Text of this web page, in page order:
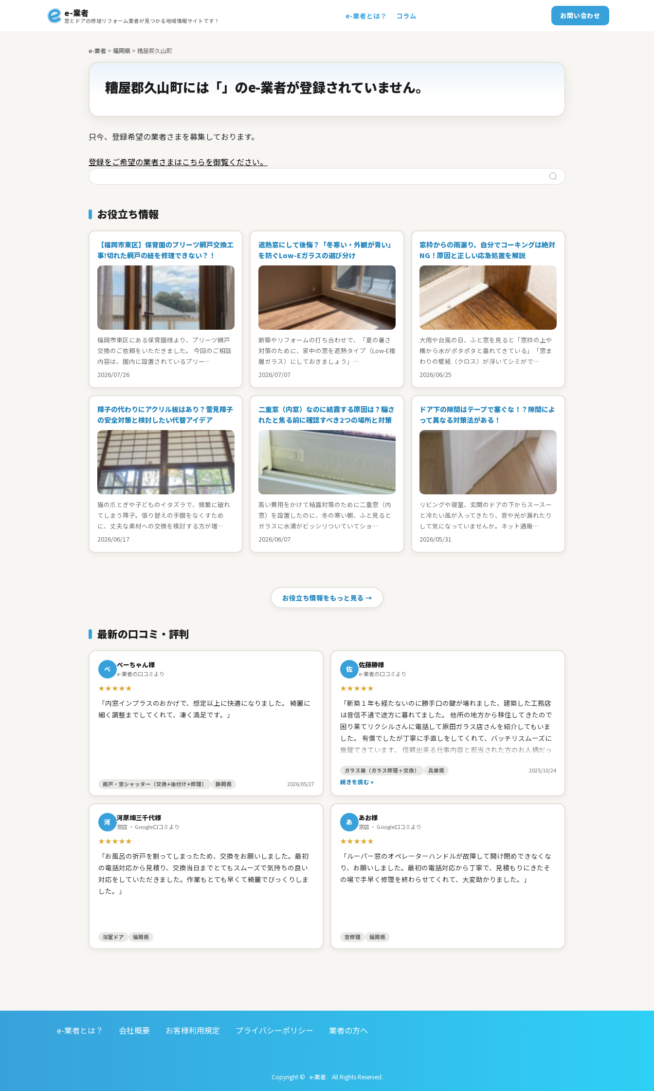
e-業者
窓とドアの修理リフォーム業者が見つかる地域情報サイトです！
e-業者とは？ コラム お問い合わせ
e-業者 > 福岡県 > 糟屋郡久山町
糟屋郡久山町には「」のe-業者が登録されていません。
只今、登録希望の業者さまを募集しております。
登録をご希望の業者さまはこちらを御覧ください。
お役立ち情報
【福岡市東区】保育園のプリーツ網戸交換工
事!切れた網戸の紐を修理できない？！
福岡市東区にある保育園様より、プリーツ網戸
交換のご依頼をいただきました。 今回のご相談
内容は、園内に設置されているプリー…
2026/07/26
遮熱窓にして後悔？「冬寒い・外観が青い」
を防ぐLow-Eガラスの選び分け
新築やリフォームの打ち合わせで、「夏の暑さ
対策のために、家中の窓を遮熱タイプ（Low-E複
層ガラス）にしておきましょう」…
2026/07/07
窓枠からの雨漏り、自分でコーキングは絶対
NG！原因と正しい応急処置を解説
大雨や台風の日、ふと窓を見ると「窓枠の上や
横から水がポタポタと垂れてきている」「窓ま
わりの壁紙（クロス）が浮いてシミがで…
2026/06/25
障子の代わりにアクリル板はあり？雪見障子
の安全対策と検討したい代替アイデア
猫の爪とぎや子どものイタズラで、頻繁に破れ
てしまう障子。張り替えの手間をなくすため
に、丈夫な素材への交換を検討する方が増…
2026/06/17
二重窓（内窓）なのに結露する原因は？騙さ
れたと焦る前に確認すべき2つの場所と対策
高い費用をかけて結露対策のために二重窓（内
窓）を設置したのに、冬の寒い朝、ふと見ると
ガラスに水滴がビッシリついていてショ…
2026/06/07
ドア下の隙間はテープで塞ぐな！？隙間によ
って異なる対策法がある！
リビングや寝室、玄関のドアの下からスースー
と冷たい風が入ってきたり、音や光が漏れたり
して気になっていませんか。ネット通販…
2026/05/31
お役立ち情報をもっと見る →
最新の口コミ・評判
べ べーちゃん様
e-業者の口コミより
★★★★★
「内窓インプラスのおかげで、想定以上に快適になりました。 綺麗に
細く調整までしてくれて、凄く満足です。」
雨戸・窓シャッター（交換+後付け+修理） 静岡県 2026/05/27
佐 佐藤勝様
e-業者の口コミより
★★★★★
「新築１年も経たないのに勝手口の鍵が壊れました、建築した工務店
は音信不通で途方に暮れてました。 他所の地方から移住してきたので
困り果てリクシルさんに電話して原田ガラス店さんを紹介してもいま
した。 有償でしたが丁寧に手直しをしてくれて、バッチリスムーズに
施錠できています。 信頼出来る仕事内容と担当された方のお人柄だっ
頂きました。開け締めの調子の悪いとこも相談すると丁寧に見てくれ
ました。 建築した工務店みたいに手抜きはしない、しっかりと仕事を
してくれます。 台所シンクのことも対応してくれるし。心強いお店だ
ガラス屋（ガラス修理＋交換） 兵庫県 2025/10/24
続きを読む
河 河原畑三千代様
窓店 ・ Google口コミより
★★★★★
「お風呂の折戸を割ってしまったため、交換をお願いしました。最初
の電話対応から見積り、交換当日までとてもスムーズで気持ちの良い
対応をしていただきました。作業もとても早くて綺麗でびっくりしま
した。」
浴室ドア 福岡県
あ あお様
窓店 ・ Google口コミより
★★★★★
「ルーパー窓のオペレーターハンドルが故障して開け閉めできなくな
り、お願いしました。最初の電話対応から丁寧で、見積もりにきたそ
の場で手早く修理を終わらせてくれて、大変助かりました。」
窓修理 福岡県
e-業者とは？ 会社概要 お客様利用規定 プライバシーポリシー 業者の方へ
Copyright © e-業者. All Rights Reserved.